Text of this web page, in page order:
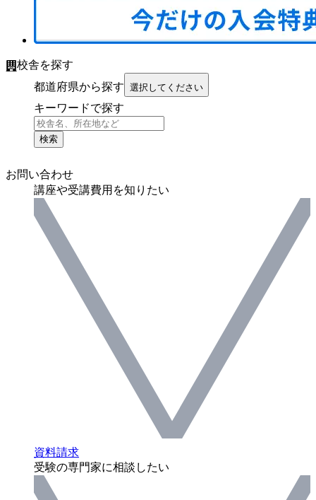
校舎を探す
都道府県から探す 選択してください
キーワードで探す
検索
お問い合わせ
講座や受講費用を知りたい
資料請求
受験の専門家に相談したい